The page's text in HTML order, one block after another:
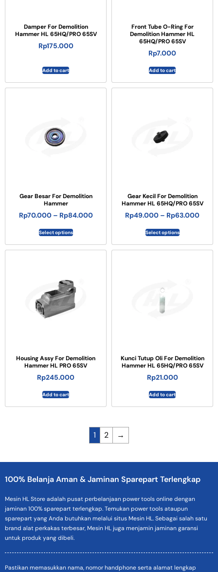
Damper For Demolition
Hammer HL 65HQ/PRO 65SV
Rp175.000
Add to cart
Front Tube O-Ring For
Demolition Hammer HL
65HQ/PRO 65SV
Rp7.000
Add to cart
Gear Besar For Demolition
Hammer
Rp70.000 – Rp84.000
Select options
Gear Kecil For Demolition
Hammer HL 65HQ/PRO 65SV
Rp49.000 – Rp63.000
Select options
Housing Assy For Demolition
Hammer HL PRO 65SV
Rp245.000
Add to cart
Kunci Tutup Oli For Demolition
Hammer HL 65HQ/PRO 65SV
Rp21.000
Add to cart
1 2 →
100% Belanja Aman & Jaminan Sparepart Terlengkap
Mesin HL Store adalah pusat perbelanjaan power tools online dengan
jaminan 100% sparepart terlengkap. Temukan power tools ataupun
sparepart yang Anda butuhkan melalui situs Mesin HL. Sebagai salah satu
brand alat perkakas terbesar, Mesin HL juga menjamin jaminan garansi
untuk produk yang dibeli.
Pastikan memasukkan nama, nomor handphone serta alamat lengkap